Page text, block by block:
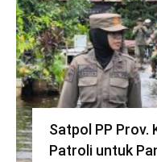
Satpol PP Prov.
Patroli untuk